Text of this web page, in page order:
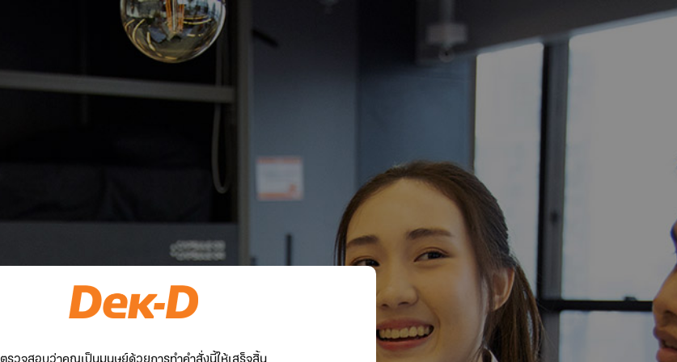
ตรวจสอบว่าคุณเป็นมนุษย์ด้วยการทำคำสั่งนี้ให้เสร็จสิ้น